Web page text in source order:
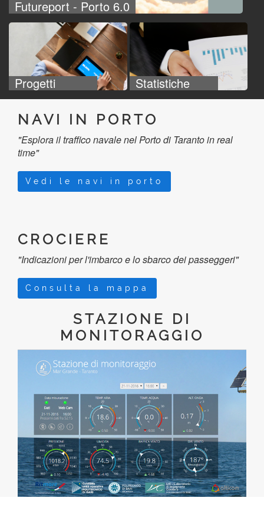
Futureport - Porto 6.0
Progetti Statistiche
NAVI IN PORTO
"Esplora il traffico navale nel Porto di Taranto in real
time"
Vedi le navi in porto
CROCIERE
"Indicazioni per l'imbarco e lo sbarco dei passeggeri"
Consulta la mappa
STAZIONE DI
MONITORAGGIO